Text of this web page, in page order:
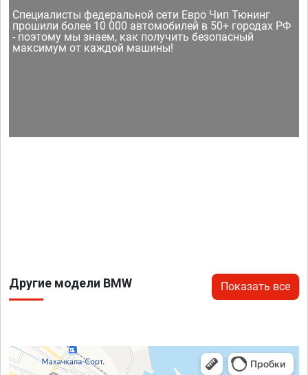
Специалисты федеральной сети Евро Чип Тюнинг
прошили более 10 000 автомобилей в 50+ городах РФ
- поэтому мы знаем, как получить безопасный
максимум от каждой машины!
Другие модели BMW Показать все